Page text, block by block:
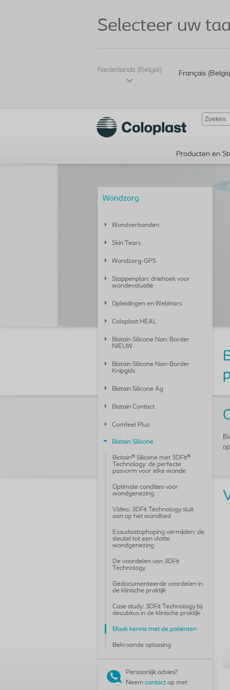
Selecteer uw
Nederlands (België) Français
Producten en
Wondzorg
Wondverbanden
Skin Tears
Wondzorg-GPS
Stappenplan: driehoek voor
wondevaluatie
Opleidingen en Webinars
Coloplast HEAL
Biatain Silicone Non-Border
NIEUW
Biatain Silicone Non-Border
Knipgids
Biatain Silicone Ag
Biatain Contact
Comfeel Plus
Biatain Silicone
Biatain® Silicone met 3DFit®
Technology: de perfecte
pasvorm voor elke wonde
Optimale condities voor
wondgenezing
Video: 3DFit Technology sluit
aan op het wondbed
Exsudaatophoping vermijden: de
sleutel tot een vlotte
wondgenezing
De voordelen van 3DFit
Technology
Gedocumenteerde voordelen in
de klinische praktijk
Case study: 3DFit Technology bij
decubitus in de klinische praktijk
Maak kennis met de patiënten
Bekroonde oplossing
Persoonlijk advies?
Neem contact op met